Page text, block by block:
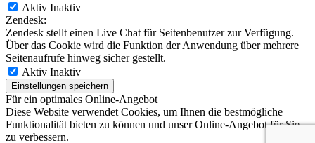
Aktiv Inaktiv
Zendesk:
Zendesk stellt einen Live Chat für Seitenbenutzer zur Verfügung.
Über das Cookie wird die Funktion der Anwendung über mehrere
Seitenaufrufe hinweg sicher gestellt.
Aktiv Inaktiv
Einstellungen speichern
Für ein optimales Online-Angebot
Diese Website verwendet Cookies, um Ihnen die bestmögliche
Funktionalität bieten zu können und unser Online-Angebot für Sie
zu verbessern.